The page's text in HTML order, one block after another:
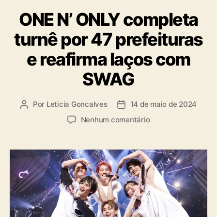
t
e
g
a
ONE N’ ONLY completa
turnê por 47 prefeituras
e reafirma laços com
SWAG
A
r
d
o
p
o
s
t
Por Leticia Goncalves
D
d
e
p
u
b
l
14 de maio de 2024
Nenhum comentárioe
N
E
N
’
O
N